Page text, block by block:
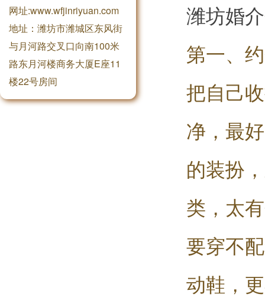
网址:www.wfjinriyuan.com
地址：潍坊市潍城区东风街
与月河路交叉口向南100米
路东月河楼商务大厦E座11
楼22号房间
潍坊婚介
第一、
把自己
净，最
的装扮
类，太
要穿不
动鞋，